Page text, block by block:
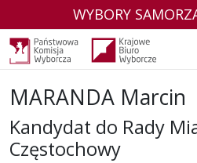
WYBORY
MARANDA Marcin
Kandydat do Rady
Częstochowy